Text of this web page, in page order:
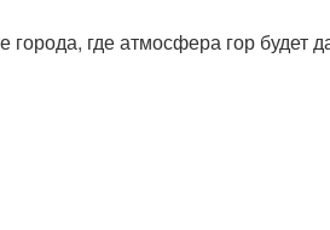
города, где атмосфера гор будет